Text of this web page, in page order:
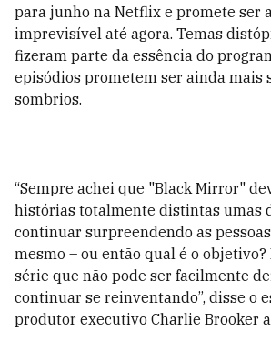
para junho na Netflix e promete ser
imprevisível até agora. Temas
fizeram parte da essência do
episódios prometem ser ainda mais
sombrios.
“Sempre achei que "Black Mirror"
histórias totalmente distintas umas
continuar surpreendendo as
mesmo – ou então qual é o objetivo?
série que não pode ser facilmente
continuar se reinventando”, disse o
produtor executivo Charlie Brooker